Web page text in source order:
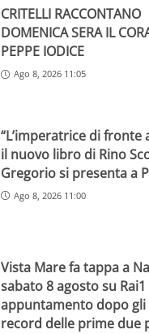
CRITELLI RACCONTANO
DOMENICA SERA IL
PEPPE IODICE
Ago 8, 2026 11:05
“L’imperatrice di fronte
il nuovo libro di Rino
Gregorio si presenta a
Ago 8, 2026 11:00
Vista Mare fa tappa a
sabato 8 agosto su
appuntamento dopo gli
record delle prime due